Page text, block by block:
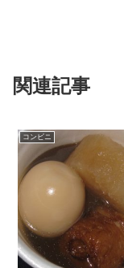
関連記事
コンビニ